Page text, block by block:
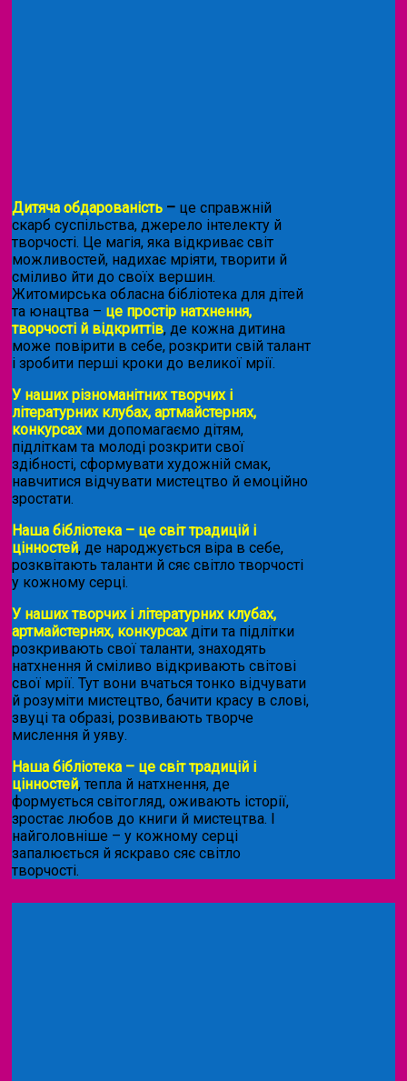
Дитяча обдарованість – це справжній
скарб суспільства, джерело інтелекту й
творчості. Це магія, яка відкриває світ
можливостей, надихає мріяти, творити й
сміливо йти до своїх вершин.
Житомирська обласна бібліотека для дітей
та юнацтва – це простір натхнення,
творчості й відкриттів, де кожна дитина
може повірити в себе, розкрити свій талант
і зробити перші кроки до великої мрії.
У наших різноманітних творчих і
літературних клубах, артмайстернях,
конкурсахми допомагаємо дітям,
підліткам та молоді розкрити свої
здібності, сформувати художній смак,
навчитися відчувати мистецтво й емоційно
зростати.
Наша бібліотека – це світ традицій і
цінностей, де народжується віра в себе,
розквітають таланти й сяє світло творчості
у кожному серці.
У наших творчих і літературних клубах,
артмайстернях, конкурсахдіти та підлітки
розкривають свої таланти, знаходять
натхнення й сміливо відкривають світові
свої мрії. Тут вони вчаться тонко відчувати
й розуміти мистецтво, бачити красу в слові,
звуці та образі, розвивають творче
мислення й уяву.
Наша бібліотека – це світ традицій і
цінностей, тепла й натхнення, де
формується світогляд, оживають історії,
зростає любов до книги й мистецтва. І
найголовніше – у кожному серці
запалюється й яскраво сяє світло
творчості.